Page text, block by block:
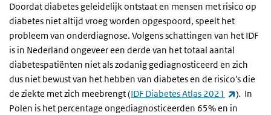
Doordat diabetes geleidelijk ontstaat en mensen met risico op
diabetes niet altijd vroeg worden opgespoord, speelt het
probleem van onderdiagnose. Volgens schattingen van het IDF
is in Nederland ongeveer een derde van het totaal aantal
diabetespatiënten niet als zodanig gediagnosticeerd en zich
dus niet bewust van het hebben van diabetes en de risico's die
de ziekte met zich meebrengt (IDF Diabetes Atlas 2021 ). In
Polen is het percentage ongediagnosticeerden 65% en in